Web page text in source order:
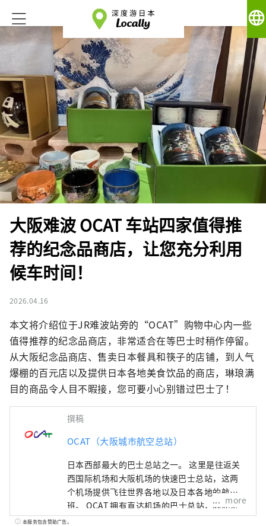
language
大阪难波 OCAT 车站四家值得推
荐的纪念品商店，让您充分利用
候车时间！
2026.04.16
本文将介绍位于JR难波站旁的“OCAT”购物中心内一些
值得推荐的纪念品商店，非常适合在等巴士时稍作停留。
从大阪纪念品商店、售卖日本餐具和筷子的店铺，到人气
爆棚的百元店以及提供日本各地美食饮品的商店，琳琅满
目的商品令人目不暇接，您可要小心别错过巴士了！
撰稿
OCAT（大阪城市航空总站）
日本西部最大的巴士总站之一。 这里是往返关
西国际机场和大阪机场的快速巴士总站，这两
个机场提供飞往世界各地以及日本各地的航
班。 OCAT 拥有直达机场的巴士总站，因此您
可以品尝到来自世界各地的美食。 这里有很多
more
本服务包含赞助广告。